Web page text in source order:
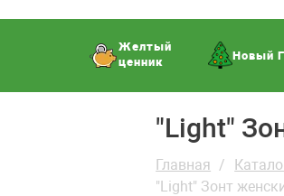
Желтый
ценник
Новый
"Light"
Главная
"Light" Зонт